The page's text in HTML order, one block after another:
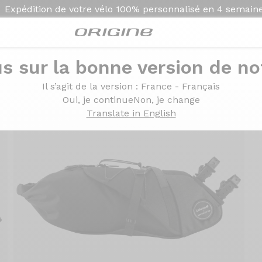
Expédition de votre vélo 100% personnalisé en 4
sur la bonne version de
Il s’agit de la version : France - Français
Oui, je continueNon, je change
Translate in English